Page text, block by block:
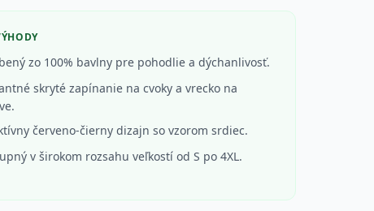
zo 100% bavlny pre pohodlie a dýchanlivosť.
skryté zapínanie na cvoky a vrecko na
červeno-čierny dizajn so vzorom srdiec.
v širokom rozsahu veľkostí od S po 4XL.